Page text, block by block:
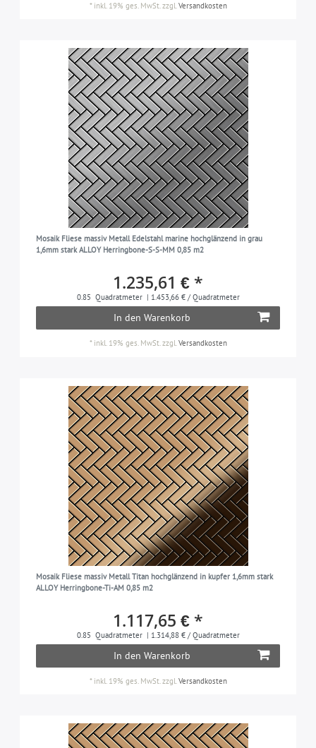
* inkl. 19% ges. MwSt.zzgl.Versandkosten
Mosaik Fliese massiv Metall Edelstahl marine hochglänzend in grau
1,6mm stark ALLOY Herringbone-S-S-MM 0,85 m2
1.235,61 € *
0.85 Quadratmeter | 1.453,66 € / Quadratmeter
In den Warenkorb
* inkl. 19% ges. MwSt.zzgl.Versandkosten
Mosaik Fliese massiv Metall Titan hochglänzend in kupfer 1,6mm stark
ALLOY Herringbone-Ti-AM 0,85 m2
1.117,65 € *
0.85 Quadratmeter | 1.314,88 € / Quadratmeter
In den Warenkorb
* inkl. 19% ges. MwSt.zzgl.Versandkosten